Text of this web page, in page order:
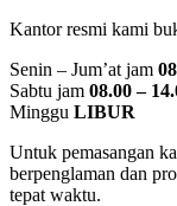
Kantor resmi kami
Senin – Jum’at jam
Sabtu jam 08.00 –
Minggu LIBUR
Untuk pemasangan
berpenglaman dan
tepat waktu.